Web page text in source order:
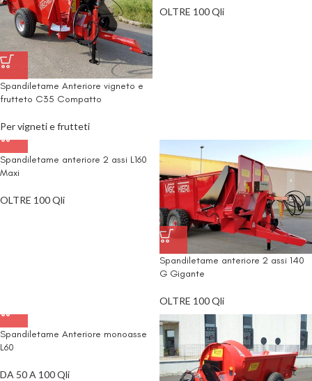
Spandiletame Anteriore vigneto e
frutteto C35 Compatto
Per vigneti e frutteti
OLTRE 100 Qli
Spandiletame anteriore 2 assi L160
Maxi
OLTRE 100 Qli
Spandiletame anteriore 2 assi 140
G Gigante
OLTRE 100 Qli
Spandiletame Anteriore monoasse
L60
DA 50 A 100 Qli